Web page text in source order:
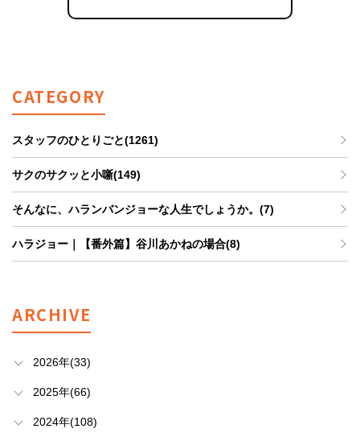
CATEGORY
スタッフのひとりごと(1261)
サクのサクッと小噺(149)
そんなに、ハランバンジョーな人生でしょうか。(7)
ハラジョー｜【番外篇】谷川あかねの場合(8)
ARCHIVE
2026年(33)
2025年(66)
2024年(108)